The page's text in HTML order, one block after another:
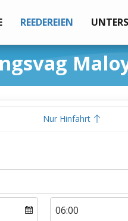
REEDEREIEN
Nur Hinfahrt